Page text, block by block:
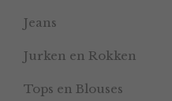
Jeans
Jurken en Rokken
Tops en Blouses